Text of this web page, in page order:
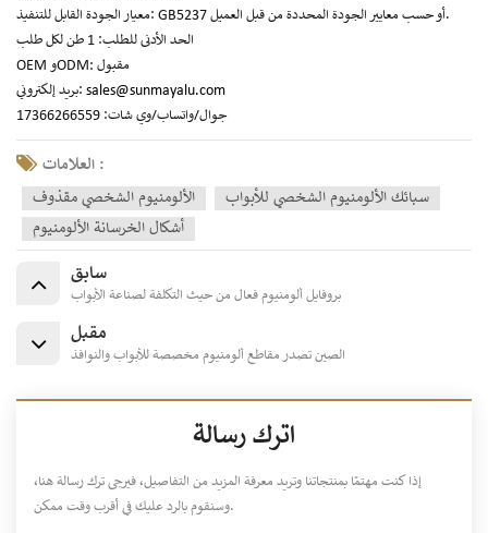
معيار الجودة القابل للتنفيذ: GB5237 أو حسب معايير الجودة المحددة من قبل العميل.
الحد الأدنى للطلب: 1 طن لكل طلب
OEM وODM: مقبول
بريد إلكتروني: sales@sunmayalu.com
جوال/واتساب/وي شات: 17366266559
العلامات :
الألومنيوم الشخصي مقذوف
سبائك الألومنيوم الشخصي للأبواب
أشكال الخرسانة الألومنيوم
سابق
بروفايل ألومنيوم فعال من حيث التكلفة لصناعة الأبواب
مقبل
الصين تصدر مقاطع ألومنيوم مخصصة للأبواب والنوافذ
اترك رسالة
إذا كنت مهتمًا بمنتجاتنا وتريد معرفة المزيد من التفاصيل، فيرجى ترك رسالة هنا،
وسنقوم بالرد عليك في أقرب وقت ممكن.